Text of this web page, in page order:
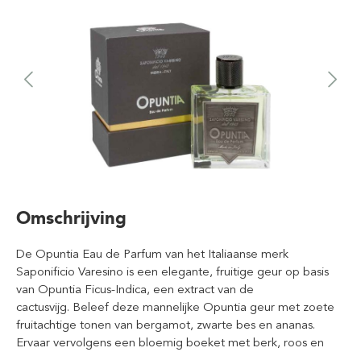
Omschrijving
De Opuntia Eau de Parfum van het Italiaanse merk
Saponificio Varesino is een elegante, fruitige geur op basis
van Opuntia Ficus-Indica, een extract van de
cactusvijg. Beleef deze mannelijke Opuntia geur met zoete
fruitachtige tonen van bergamot, zwarte bes en ananas.
Ervaar vervolgens een bloemig boeket met berk, roos en